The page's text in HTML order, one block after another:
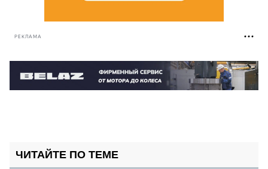
РЕКЛАМА
ЧИТАЙТЕ ПО ТЕМЕ